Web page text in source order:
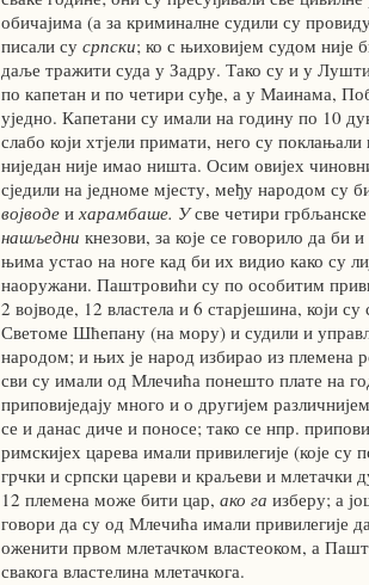
обичајима (а за криминалне судили су
писали су српски; ко с њиховијем судом није
даље тражити суда у Задру. Тако су и у
по капетан и по четири суђе, а у Маинама,
уједно. Капетани су имали на годину по 10
слабо који хтјели примати, него су
ниједан није имао ништа. Осим овијех
сједили на једноме мјесту, међу народом су
војводе и харамбаше. Усве четири
нашљедни кнезови, за које се говорило да би
њима устао на ноге кад би их видио како су
наоружани. Паштровићи су по особитим
2 војводе, 12 властела и 6 старјешина, који су
Светоме Шћепану (на мору) и судили и
народом; и њих је народ избирао из племена
сви су имали од Млечића понешто плате на
приповиједају много и о другијем
се и данас диче и поносе; тако се нпр.
римскијех царева имали привилегије (које су
грчки и српски цареви и краљеви и млетачки
12 племена може бити цар, ако га изберу; а
говори да су од Млечића имали привилегије
оженити првом млетачком властеоком, а
свакога властелина млетачкога.